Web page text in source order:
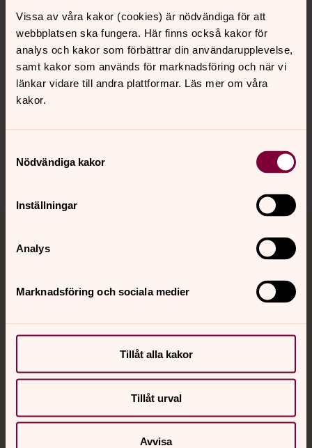
Vissa av våra kakor (cookies) är nödvändiga för att
webbplatsen ska fungera. Här finns också kakor för
analys och kakor som förbättrar din användarupplevelse,
samt kakor som används för marknadsföring och när vi
länkar vidare till andra plattformar. Läs mer om våra
kakor.
Nödvändiga kakor
Inställningar
Analys
Marknadsföring och sociala medier
Tillåt alla kakor
Tillåt urval
Avvisa
Kalender
Hitta snabbt
Sociala kanaler
Jourhavande präst
med en präst på kvällar och nätter.
Chatt
Svenska kyrkan